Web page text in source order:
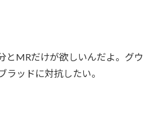
とMRだけが欲しいんだよ。グウ
ラッドに対抗したい。